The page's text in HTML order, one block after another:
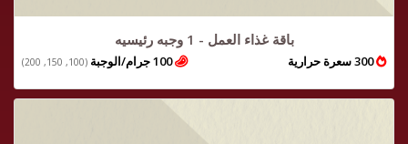
باقة غذاء العمل - 1 وجبه رئيسيه
300 سعرة حرارية 100 جرام/الوجبة (100, 150, 200)